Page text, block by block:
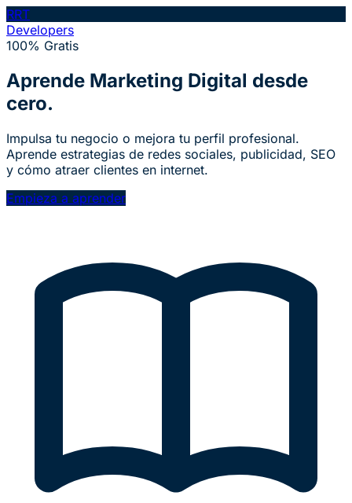
RRT
Developers
100% Gratis
Aprende Marketing Digital desde
cero.
Impulsa tu negocio o mejora tu perfil profesional.
Aprende estrategias de redes sociales, publicidad, SEO
y cómo atraer clientes en internet.
Empieza a aprender